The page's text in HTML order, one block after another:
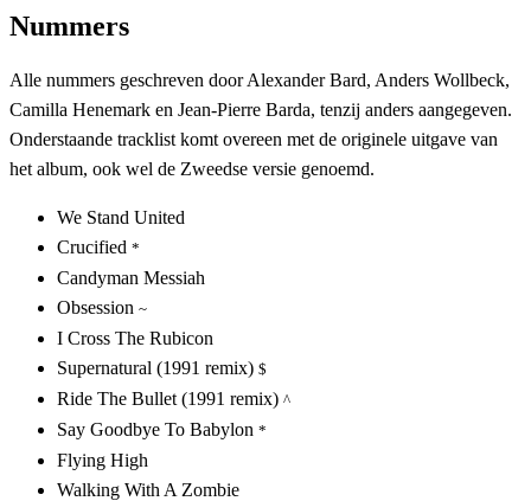
Nummers
Alle nummers geschreven door Alexander Bard, Anders Wollbeck,
Camilla Henemark en Jean-Pierre Barda, tenzij anders aangegeven.
Onderstaande tracklist komt overeen met de originele uitgave van
het album, ook wel de Zweedse versie genoemd.
We Stand United
Crucified *
Candyman Messiah
Obsession ~
I Cross The Rubicon
Supernatural (1991 remix) $
Ride The Bullet (1991 remix) ^
Say Goodbye To Babylon *
Flying High
Walking With A Zombie